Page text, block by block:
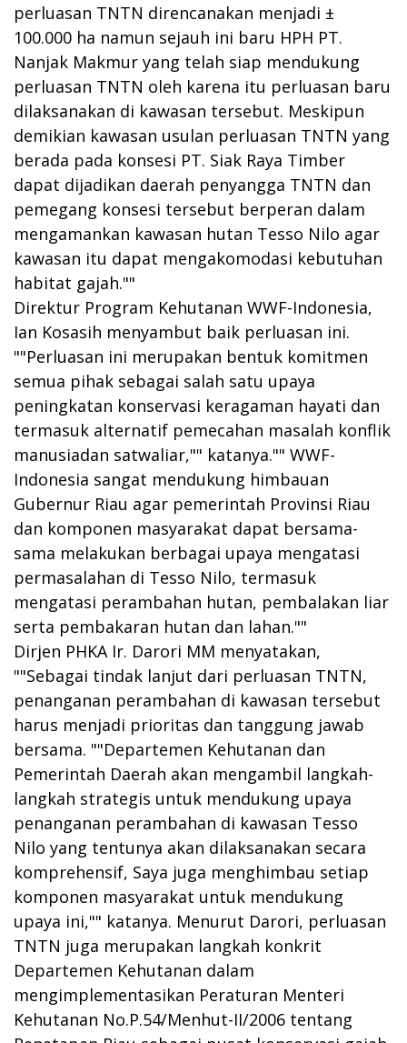
perluasan TNTN direncanakan menjadi ±
100.000 ha namun sejauh ini baru HPH PT.
Nanjak Makmur yang telah siap mendukung
perluasan TNTN oleh karena itu perluasan baru
dilaksanakan di kawasan tersebut. Meskipun
demikian kawasan usulan perluasan TNTN yang
berada pada konsesi PT. Siak Raya Timber
dapat dijadikan daerah penyangga TNTN dan
pemegang konsesi tersebut berperan dalam
mengamankan kawasan hutan Tesso Nilo agar
kawasan itu dapat mengakomodasi kebutuhan
habitat gajah.""
Direktur Program Kehutanan WWF-Indonesia,
Ian Kosasih menyambut baik perluasan ini.
""Perluasan ini merupakan bentuk komitmen
semua pihak sebagai salah satu upaya
peningkatan konservasi keragaman hayati dan
termasuk alternatif pemecahan masalah konflik
manusiadan satwaliar,"" katanya."" WWF-
Indonesia sangat mendukung himbauan
Gubernur Riau agar pemerintah Provinsi Riau
dan komponen masyarakat dapat bersama-
sama melakukan berbagai upaya mengatasi
permasalahan di Tesso Nilo, termasuk
mengatasi perambahan hutan, pembalakan liar
serta pembakaran hutan dan lahan.""
Dirjen PHKA Ir. Darori MM menyatakan,
""Sebagai tindak lanjut dari perluasan TNTN,
penanganan perambahan di kawasan tersebut
harus menjadi prioritas dan tanggung jawab
bersama. ""Departemen Kehutanan dan
Pemerintah Daerah akan mengambil langkah-
langkah strategis untuk mendukung upaya
penanganan perambahan di kawasan Tesso
Nilo yang tentunya akan dilaksanakan secara
komprehensif, Saya juga menghimbau setiap
komponen masyarakat untuk mendukung
upaya ini,"" katanya. Menurut Darori, perluasan
TNTN juga merupakan langkah konkrit
Departemen Kehutanan dalam
mengimplementasikan Peraturan Menteri
Kehutanan No.P.54/Menhut-II/2006 tentang